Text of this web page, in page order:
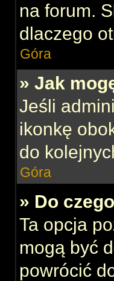
na forum.
dlaczego
Góra
» Jak
Jeśli
ikonkę
do
Góra
» Do
Ta opcja
mogą być
powrócić